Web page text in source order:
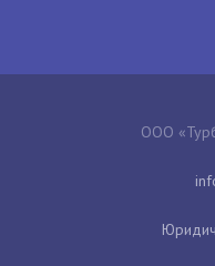
ООО